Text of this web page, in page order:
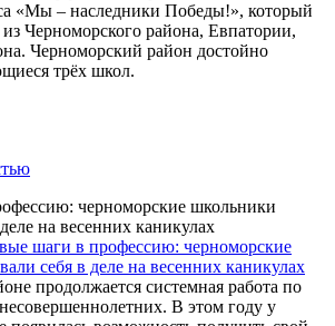
«Мы – наследники Победы!», который
Черноморского района, Евпатории,
Черноморский район достойно
трёх школ.
шаги в профессию: черноморские
себя в деле на весенних каникулах
продолжается системная работа по
В этом году у